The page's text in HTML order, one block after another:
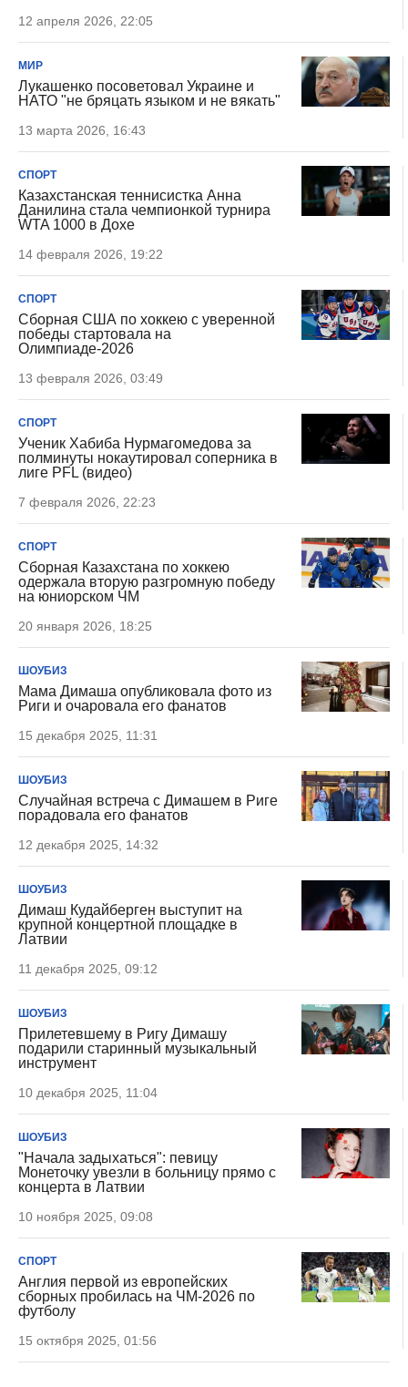
12 апреля 2026, 22:05
МИР
Лукашенко посоветовал Украине и
НАТО "не бряцать языком и не вякать"
13 марта 2026, 16:43
СПОРТ
Казахстанская теннисистка Анна
Данилина стала чемпионкой турнира
WTA 1000 в Дохе
14 февраля 2026, 19:22
СПОРТ
Сборная США по хоккею с уверенной
победы стартовала на
Олимпиаде-2026
13 февраля 2026, 03:49
СПОРТ
Ученик Хабиба Нурмагомедова за
полминуты нокаутировал соперника в
лиге PFL (видео)
7 февраля 2026, 22:23
СПОРТ
Сборная Казахстана по хоккею
одержала вторую разгромную победу
на юниорском ЧМ
20 января 2026, 18:25
ШОУБИЗ
Мама Димаша опубликовала фото из
Риги и очаровала его фанатов
15 декабря 2025, 11:31
ШОУБИЗ
Случайная встреча с Димашем в Риге
порадовала его фанатов
12 декабря 2025, 14:32
ШОУБИЗ
Димаш Кудайберген выступит на
крупной концертной площадке в
Латвии
11 декабря 2025, 09:12
ШОУБИЗ
Прилетевшему в Ригу Димашу
подарили старинный музыкальный
инструмент
10 декабря 2025, 11:04
ШОУБИЗ
"Начала задыхаться": певицу
Монеточку увезли в больницу прямо с
концерта в Латвии
10 ноября 2025, 09:08
СПОРТ
Англия первой из европейских
сборных пробилась на ЧМ-2026 по
футболу
15 октября 2025, 01:56